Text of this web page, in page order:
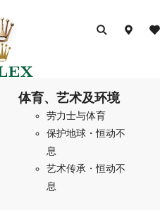
体育、艺术及环境
劳力士与体育
保护地球・恒动不
息
艺术传承・恒动不
息